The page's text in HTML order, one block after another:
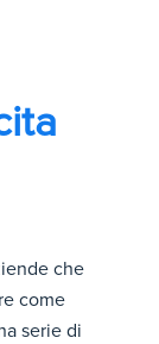
che
come
serie di